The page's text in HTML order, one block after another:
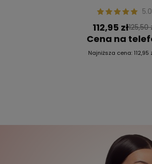
5.0
112,95 zł125,50
Cena na
Najniższa cena: 112,95